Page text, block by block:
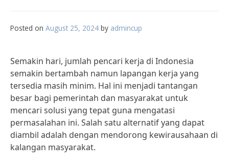
Posted on August 25, 2024 by admincup
Semakin hari, jumlah pencari kerja di Indonesia
semakin bertambah namun lapangan kerja yang
tersedia masih minim. Hal ini menjadi tantangan
besar bagi pemerintah dan masyarakat untuk
mencari solusi yang tepat guna mengatasi
permasalahan ini. Salah satu alternatif yang dapat
diambil adalah dengan mendorong kewirausahaan di
kalangan masyarakat.